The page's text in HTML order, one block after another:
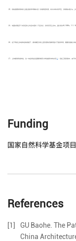
（4） 初始强度较高的砂土通过强夯作用难以进一步提高密实度。如文中的试夯2区，夯前锥尖阻力 q c
（5） 地基处理后2个试夯区砂土均呈中密状（1区夯点、夯间及2区土体 q c值分别为9.2 MPa、11.1
（6） 在不考虑土体结构性的前提下，振动碾压对砂土密实度的贡献权值大于强夯作用。随着设备能力
（7） 土体都具有结构性，这一内在特性会显著影响其力学性能和本构关系 18 ，但在工程实践中，由于
Funding
国家自然科学基金项
References
[1] GU Baohe. The
China